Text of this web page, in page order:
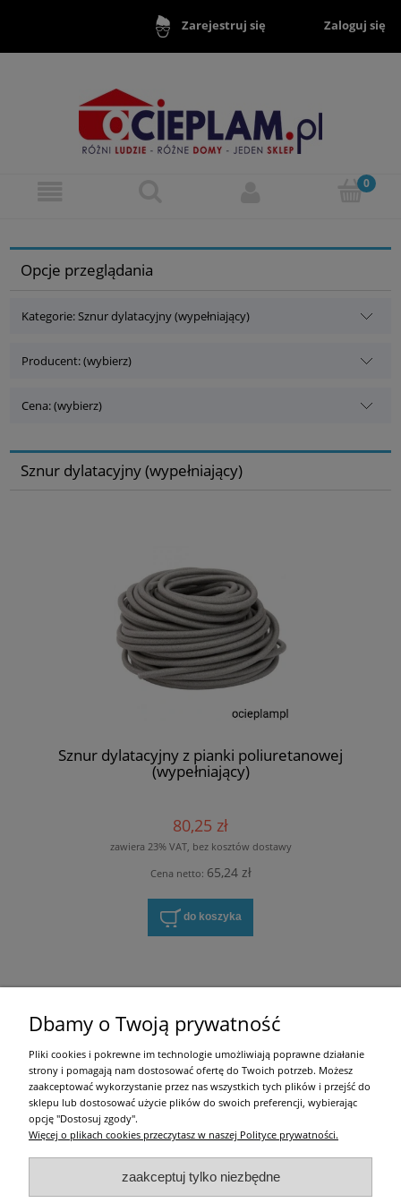
Zarejestruj się Zaloguj się
Opcje przeglądania
Kategorie: Sznur dylatacyjny (wypełniający)
Producent: (wybierz)
Cena: (wybierz)
Sznur dylatacyjny (wypełniający)
Sznur dylatacyjny z pianki poliuretanowej
(wypełniający)
80,25 zł
zawiera 23% VAT, bez kosztów dostawy
Cena netto: 65,24 zł
do koszyka
Pomoc
Moje konto
w tym dotyczące pozyskiwania i przetwarzania danych osobowych
zgodnie z obowiązującym rozporządzeniem RODO.
Dbamy o Twoją prywatność
Pliki cookies i pokrewne im technologie umożliwiają poprawne działanie
strony i pomagają nam dostosować ofertę do Twoich potrzeb. Możesz
zaakceptować wykorzystanie przez nas wszystkich tych plików i przejść do
sklepu lub dostosować użycie plików do swoich preferencji, wybierając
opcję "Dostosuj zgody".
Więcej o plikach cookies przeczytasz w naszej Polityce prywatności.
zaakceptuj tylko niezbędne